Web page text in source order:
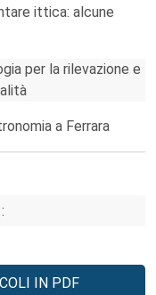
ittica: alcune
per la rilevazione e
a Ferrara
IN PDF